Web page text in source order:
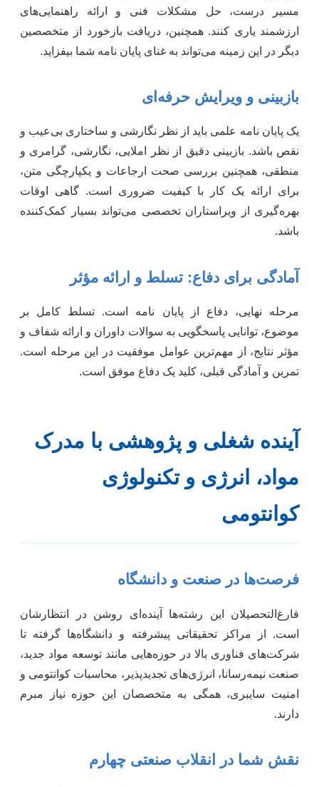
مسیر درست، حل مشکلات فنی و ارائه راهنمایی‌های
ارزشمند یاری کنند. همچنین، دریافت بازخورد از متخصصین
دیگر در این زمینه می‌تواند به غنای پایان نامه شما بیفزاید.
بازبینی و ویرایش حرفه‌ای
یک پایان نامه علمی باید از نظر نگارشی و ساختاری بی‌عیب و
نقص باشد. بازبینی دقیق از نظر املایی، نگارشی، گرامری و
منطقی، همچنین بررسی صحت ارجاعات و یکپارچگی متن،
برای ارائه یک کار با کیفیت ضروری است. گاهی اوقات
بهره‌گیری از ویراستاران تخصصی می‌تواند بسیار کمک‌کننده
باشد.
آمادگی برای دفاع: تسلط و ارائه مؤثر
مرحله نهایی، دفاع از پایان نامه است. تسلط کامل بر
موضوع، توانایی پاسخگویی به سوالات داوران و ارائه شفاف و
مؤثر نتایج، از مهم‌ترین عوامل موفقیت در این مرحله است.
تمرین و آمادگی قبلی، کلید یک دفاع موفق است.
آینده شغلی و پژوهشی با مدرک
مواد، انرژی و تکنولوژی
کوانتومی
فرصت‌ها در صنعت و دانشگاه
فارغ‌التحصیلان این رشته‌ها آینده‌ای روشن در انتظارشان
است. از مراکز تحقیقاتی پیشرفته و دانشگاه‌ها گرفته تا
شرکت‌های فناوری بالا در حوزه‌هایی مانند توسعه مواد جدید،
صنعت نیمه‌رسانا، انرژی‌های تجدیدپذیر، محاسبات کوانتومی و
امنیت سایبری، همگی به متخصصان این حوزه نیاز مبرم
دارند.
نقش شما در انقلاب صنعتی چهارم